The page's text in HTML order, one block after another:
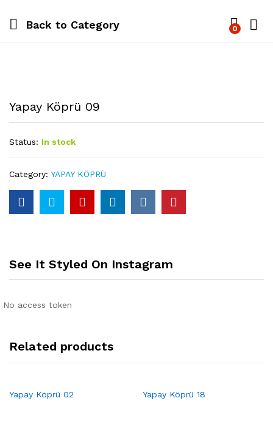
Back to Category 0
Yapay Köprü 09
Status: In stock
Category: YAPAY KÖPRÜ
See It Styled On Instagram
No access token
Related products
Yapay Köprü 02 Yapay Köprü 18